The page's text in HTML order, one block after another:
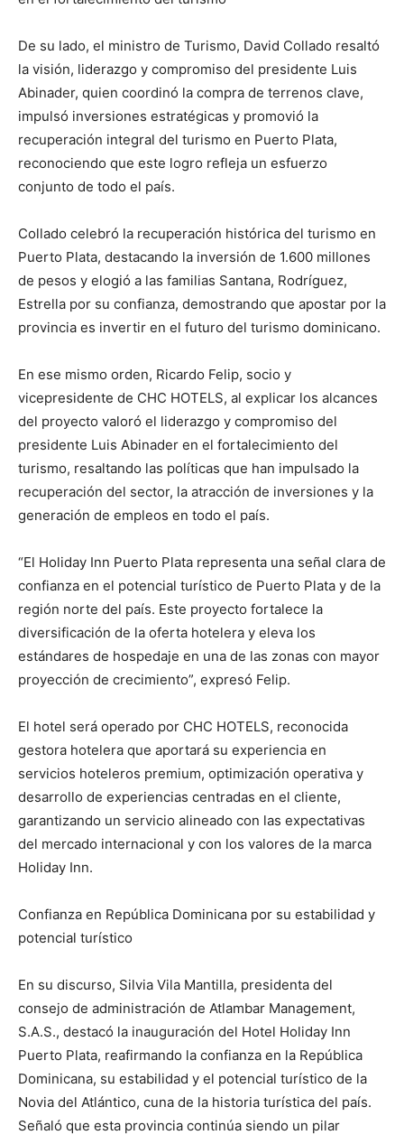
De su lado, el ministro de Turismo, David Collado resaltó
la visión, liderazgo y compromiso del presidente Luis
Abinader, quien coordinó la compra de terrenos clave,
impulsó inversiones estratégicas y promovió la
recuperación integral del turismo en Puerto Plata,
reconociendo que este logro refleja un esfuerzo
conjunto de todo el país.
Collado celebró la recuperación histórica del turismo en
Puerto Plata, destacando la inversión de 1.600 millones
de pesos y elogió a las familias Santana, Rodríguez,
Estrella por su confianza, demostrando que apostar por la
provincia es invertir en el futuro del turismo dominicano.
En ese mismo orden, Ricardo Felip, socio y
vicepresidente de CHC HOTELS, al explicar los alcances
del proyecto valoró el liderazgo y compromiso del
presidente Luis Abinader en el fortalecimiento del
turismo, resaltando las políticas que han impulsado la
recuperación del sector, la atracción de inversiones y la
generación de empleos en todo el país.
“El Holiday Inn Puerto Plata representa una señal clara de
confianza en el potencial turístico de Puerto Plata y de la
región norte del país. Este proyecto fortalece la
diversificación de la oferta hotelera y eleva los
estándares de hospedaje en una de las zonas con mayor
proyección de crecimiento”, expresó Felip.
El hotel será operado por CHC HOTELS, reconocida
gestora hotelera que aportará su experiencia en
servicios hoteleros premium, optimización operativa y
desarrollo de experiencias centradas en el cliente,
garantizando un servicio alineado con las expectativas
del mercado internacional y con los valores de la marca
Holiday Inn.
Confianza en República Dominicana por su estabilidad y
potencial turístico
En su discurso, Silvia Vila Mantilla, presidenta del
consejo de administración de Atlambar Management,
S.A.S., destacó la inauguración del Hotel Holiday Inn
Puerto Plata, reafirmando la confianza en la República
Dominicana, su estabilidad y el potencial turístico de la
Novia del Atlántico, cuna de la historia turística del país.
Señaló que esta provincia continúa siendo un pilar